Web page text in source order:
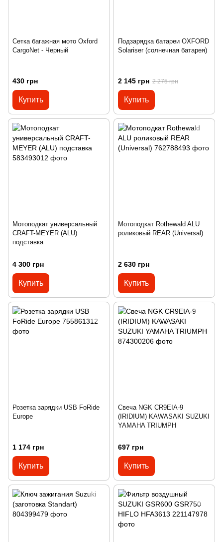
Сетка багажная мото Oxford
CargoNet - Черный
430 грн
Купить
Подзарядка батареи OXFORD
Solariser (солнечная батарея)
2 145 грн 2 275 грн
Купить
Мотоподкат универсальный
CRAFT-MEYER (ALU)
подставка
4 300 грн
Купить
Мотоподкат Rothewald ALU
роликовый REAR (Universal)
2 630 грн
Купить
Розетка зарядки USB FoRide
Europe
1 174 грн
Купить
Свеча NGK CR9EIA-9
(IRIDIUM) KAWASAKI SUZUKI
YAMAHA TRIUMPH
697 грн
Купить